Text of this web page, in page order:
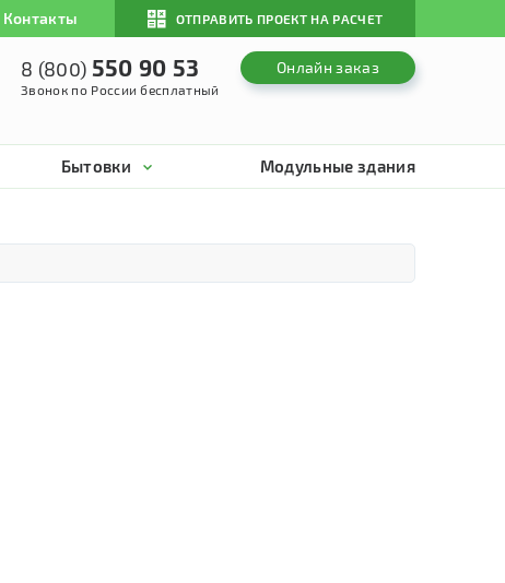
Контакты ОТПРАВИТЬ ПРОЕКТ НА РАСЧЕТ
8 (800) 550 90 53
Звонок по России бесплатный
Онлайн заказ
Бытовки Модульные здания